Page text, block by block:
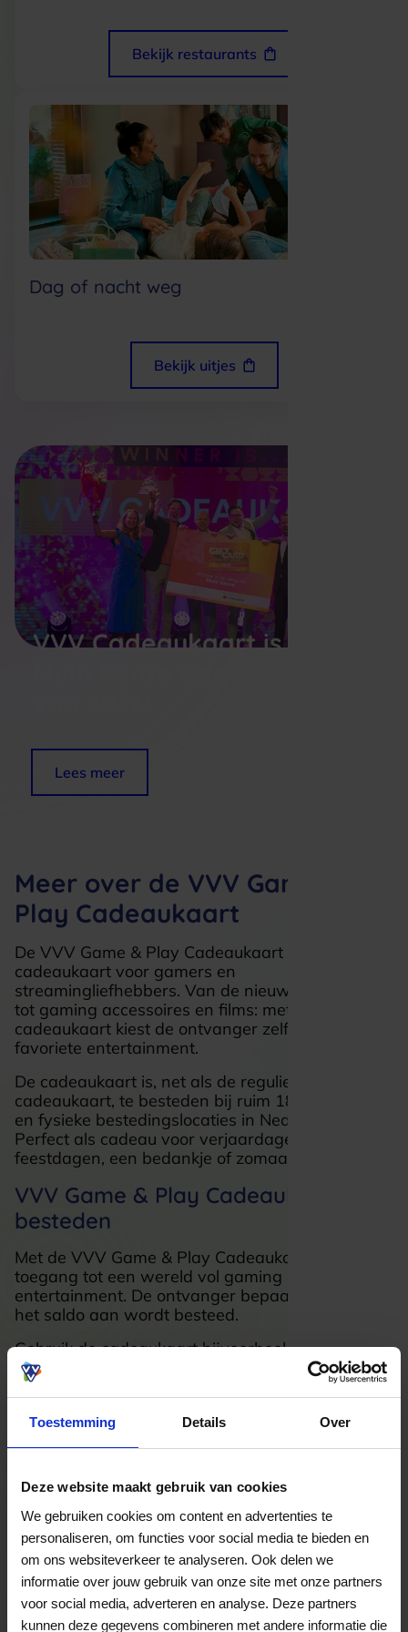
Toestemming Details Over
Deze website maakt gebruik van cookies
We gebruiken cookies om content en advertenties te
personaliseren, om functies voor social media te bieden en
om ons websiteverkeer te analyseren. Ook delen we
informatie over jouw gebruik van onze site met onze partners
voor social media, adverteren en analyse. Deze partners
kunnen deze gegevens combineren met andere informatie die
Bekijk restaurants
Dag of nacht weg
Bekijk uitjes
VVV Cadeaukaart is dé
Lees meer
Meer over de VVV Game &
Play Cadeaukaart
De VVV Game & Play Cadeaukaart is dé
cadeaukaart voor gamers en
streamingliefhebbers. Van de nieuwste games
tot gaming accessoires en films: met deze
cadeaukaart kiest de ontvanger zelf zijn of haar
favoriete entertainment.
De cadeaukaart is, net als de reguliere
cadeaukaart, te besteden bij ruim 18.000 online
en fysieke bestedingslocaties in Nederland.
Perfect als cadeau voor verjaardagen,
feestdagen, een bedankje of zomaar tussendoor.
VVV Game & Play Cadeaukaart
besteden
Met de VVV Game & Play Cadeaukaart geef je
toegang tot een wereld vol gaming en
entertainment. De ontvanger bepaalt zelf waar
het saldo aan wordt besteed.
Gebruik de cadeaukaart bijvoorbeeld voor:
de nieuwste game releases;
digitale games en downloads;
online shops en fysieke winkels;
cadeauartikelen en elektronica.
Of je nu speelt op PlayStation, Xbox, Nintendo
Switch of pc: met de VVV Game & Play
Cadeaukaart zit je altijd goed.